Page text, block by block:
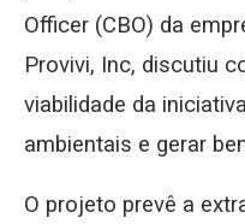
Officer (CBO) da
Provivi, Inc, discutiu
viabilidade da
ambientais e gerar
O projeto prevê a